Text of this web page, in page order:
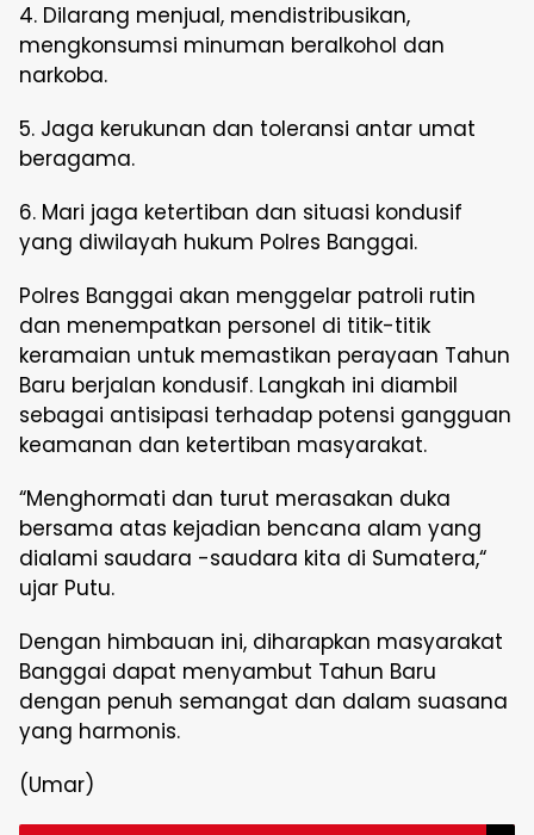
4. Dilarang menjual, mendistribusikan,
mengkonsumsi minuman beralkohol dan
narkoba.
5. Jaga kerukunan dan toleransi antar umat
beragama.
6. Mari jaga ketertiban dan situasi kondusif
yang diwilayah hukum Polres Banggai.
Polres Banggai akan menggelar patroli rutin
dan menempatkan personel di titik-titik
keramaian untuk memastikan perayaan Tahun
Baru berjalan kondusif. Langkah ini diambil
sebagai antisipasi terhadap potensi gangguan
keamanan dan ketertiban masyarakat.
“Menghormati dan turut merasakan duka
bersama atas kejadian bencana alam yang
dialami saudara -saudara kita di Sumatera,“
ujar Putu.
Dengan himbauan ini, diharapkan masyarakat
Banggai dapat menyambut Tahun Baru
dengan penuh semangat dan dalam suasana
yang harmonis.
(Umar)